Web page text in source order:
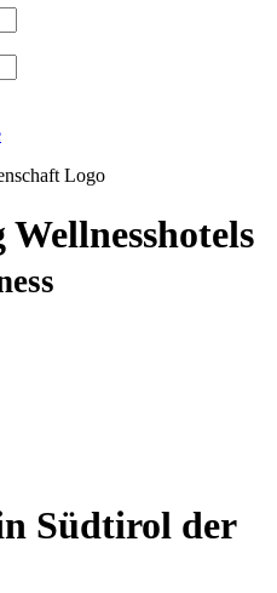
Südtirol der